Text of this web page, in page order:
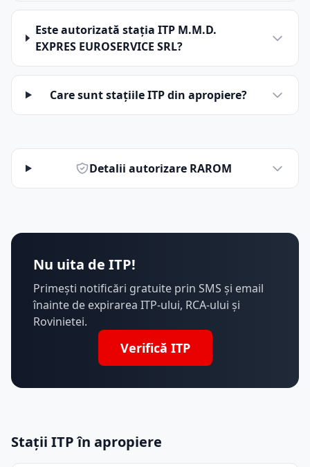
Este autorizată stația ITP M.M.D.
EXPRES EUROSERVICE SRL?
Care sunt stațiile ITP din apropiere?
Detalii autorizare RAROM
Nu uita de ITP!
Primești notificări gratuite prin SMS și email
înainte de expirarea ITP-ului, RCA-ului și
Rovinietei.
Verifică ITP
Stații ITP în apropiere